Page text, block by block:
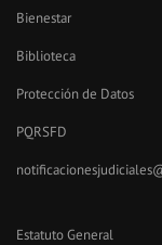
Bienestar
Biblioteca
Protección de Datos
PQRSFD
Estatuto General